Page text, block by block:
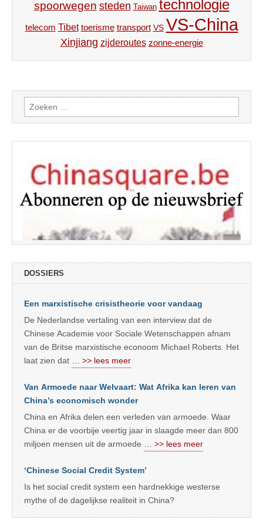
spoorwegen steden Taiwan technologie
telecom Tibet toerisme transport VS VS-China
Xinjiang zijderoutes zonne-energie
Zoeken
naar:
DOSSIERS
Een marxistische crisistheorie voor vandaag
De Nederlandse vertaling van een interview dat de
Chinese Academie voor Sociale Wetenschappen afnam
van de Britse marxistische econoom Michael Roberts. Het
laat zien dat
… >> lees meer
Van Armoede naar Welvaart: Wat Afrika kan leren van
China’s economisch wonder
China en Afrika delen een verleden van armoede. Waar
China er de voorbije veertig jaar in slaagde meer dan 800
miljoen mensen uit de armoede
… >> lees meer
‘Chinese Social Credit System’
Is het social credit system een hardnekkige westerse
mythe of de dagelijkse realiteit in China?